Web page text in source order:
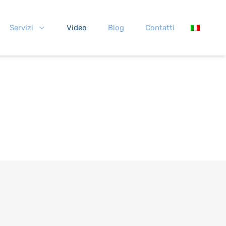
Servizi Video Blog Contatti